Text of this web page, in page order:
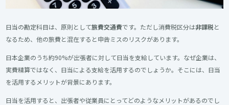
日当の勘定科目は、原則として旅費交通費です。ただし消費税区分は非課税と
なるため、他の旅費と混在すると申告ミスのリスクがあります。
日本企業のうち約90%が出張者に対して日当を支給しています。なぜ企業は、
実費精算ではなく、日当による支給を活用するのでしょうか。そこには、日当
を活用するメリットが背景にあります。
日当を活用すると、出張者や従業員にとってどのようなメリットがあるのでし